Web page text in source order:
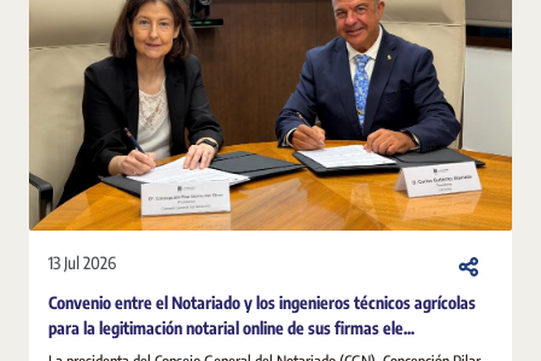
13 Jul 2026
Convenio entre el Notariado y los ingenieros técnicos agrícolas
para la legitimación notarial online de sus firmas ele...